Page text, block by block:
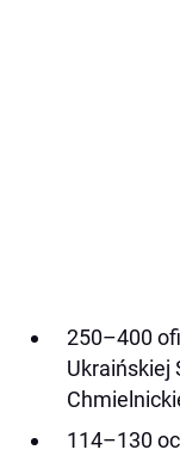
250–400
Ukraińskiej
114–130